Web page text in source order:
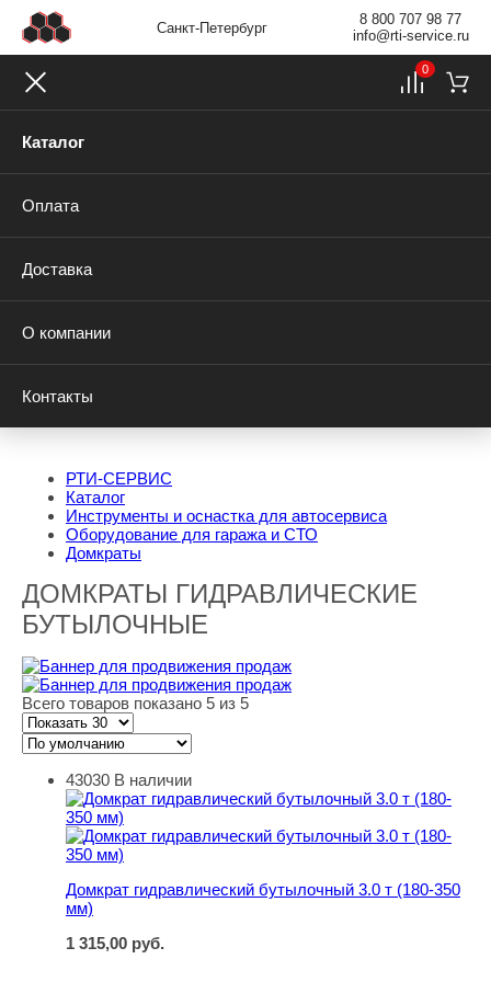
Санкт-Петербург
8 800 707 98 77
info@rti-service.ru
Каталог
Оплата
Доставка
О компании
Контакты
0
РТИ-СЕРВИС
Каталог
Инструменты и оснастка для автосервиса
Оборудование для гаража и СТО
Домкраты
ДОМКРАТЫ ГИДРАВЛИЧЕСКИЕ
БУТЫЛОЧНЫЕ
Всего товаров показано 5 из 5
Домкрат гидравлический бутылочный 3.0 т (180-350 мм)
43030 В наличии
Домкрат гидравлический бутылочный 3.0 т (180-350
мм)
1 315,00 руб.